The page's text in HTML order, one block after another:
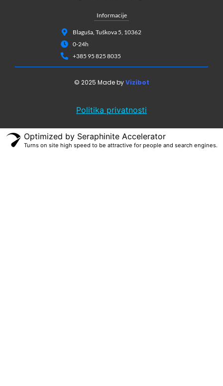
Informacije
Blaguša, Tuškova 5, 10362
0-24h
+385 95 825 8035
© 2025 Made byVizibot
Politika privatnosti
Optimized by Seraphinite Accelerator
Turns on site high speed to be attractive for people and search engines.